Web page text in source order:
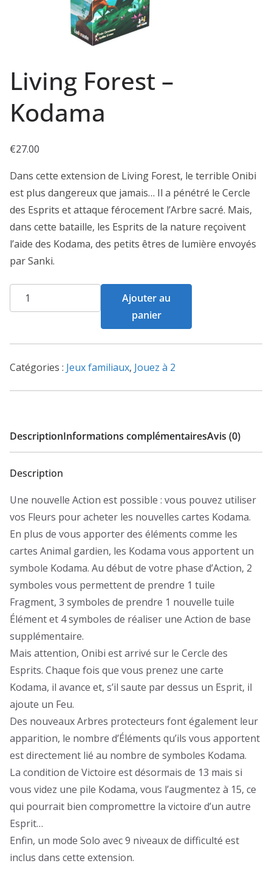
Living Forest –
Kodama
€27.00
Dans cette extension de Living Forest, le terrible Onibi
est plus dangereux que jamais… Il a pénétré le Cercle
des Esprits et attaque férocement l’Arbre sacré. Mais,
dans cette bataille, les Esprits de la nature reçoivent
l’aide des Kodama, des petits êtres de lumière envoyés
par Sanki.
quantité
de
Forest
Kodama
Ajouter au
panier
Catégories : Jeux familiaux, Jouez à 2
DescriptionInformations complémentairesAvis (0)
Description
Une nouvelle Action est possible : vous pouvez utiliser
vos Fleurs pour acheter les nouvelles cartes Kodama.
En plus de vous apporter des éléments comme les
cartes Animal gardien, les Kodama vous apportent un
symbole Kodama. Au début de votre phase d’Action, 2
symboles vous permettent de prendre 1 tuile
Fragment, 3 symboles de prendre 1 nouvelle tuile
Élément et 4 symboles de réaliser une Action de base
supplémentaire.
Mais attention, Onibi est arrivé sur le Cercle des
Esprits. Chaque fois que vous prenez une carte
Kodama, il avance et, s’il saute par dessus un Esprit, il
ajoute un Feu.
Des nouveaux Arbres protecteurs font également leur
apparition, le nombre d’Éléments qu’ils vous apportent
est directement lié au nombre de symboles Kodama.
La condition de Victoire est désormais de 13 mais si
vous videz une pile Kodama, vous l’augmentez à 15, ce
qui pourrait bien compromettre la victoire d’un autre
Esprit…
Enfin, un mode Solo avec 9 niveaux de difficulté est
inclus dans cette extension.